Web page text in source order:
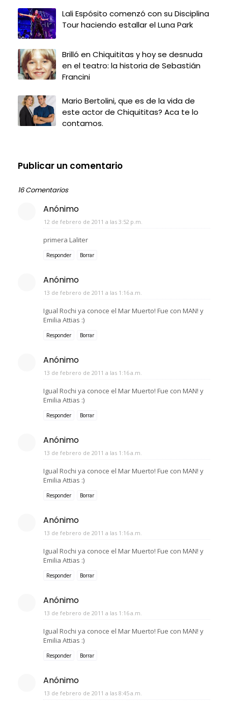
Lali Espósito comenzó con su Disciplina
Tour haciendo estallar el Luna Park
Brilló en Chiquititas y hoy se desnuda
en el teatro: la historia de Sebastián
Francini
Mario Bertolini, que es de la vida de
este actor de Chiquititas? Aca te lo
contamos.
Publicar un comentario
16 Comentarios
Anónimo
12 de febrero de 2011 a las 3:52 p.m.
primera Laliter
Responder Borrar
Anónimo
13 de febrero de 2011 a las 1:16 a.m.
Igual Rochi ya conoce el Mar Muerto! Fue con MAN! y
Emilia Attias :)
Responder Borrar
Anónimo
13 de febrero de 2011 a las 1:16 a.m.
Igual Rochi ya conoce el Mar Muerto! Fue con MAN! y
Emilia Attias :)
Responder Borrar
Anónimo
13 de febrero de 2011 a las 1:16 a.m.
Igual Rochi ya conoce el Mar Muerto! Fue con MAN! y
Emilia Attias :)
Responder Borrar
Anónimo
13 de febrero de 2011 a las 1:16 a.m.
Igual Rochi ya conoce el Mar Muerto! Fue con MAN! y
Emilia Attias :)
Responder Borrar
Anónimo
13 de febrero de 2011 a las 1:16 a.m.
Igual Rochi ya conoce el Mar Muerto! Fue con MAN! y
Emilia Attias :)
Responder Borrar
Anónimo
13 de febrero de 2011 a las 8:45 a.m.